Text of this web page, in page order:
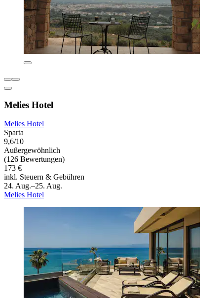
Melies Hotel
Melies Hotel
Sparta
9,6/10
Außergewöhnlich
(126 Bewertungen)
173 €
inkl. Steuern & Gebühren
24. Aug.–25. Aug.
Melies Hotel